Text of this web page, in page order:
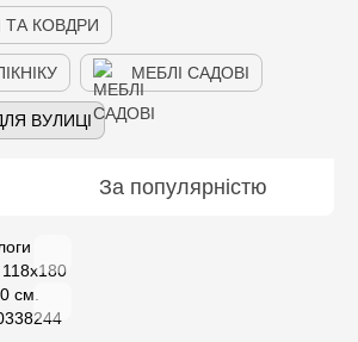
КОВДРИ
МЕБЛІ САДОВІ
ВУЛИЦІ
За популярністю